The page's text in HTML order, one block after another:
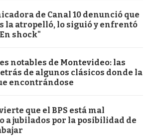
de Canal 10 denunció que
la atropelló, lo siguió y enfrentó
shock"
notables de Montevideo: las
de algunos clásicos donde la
encontrándose
que el BPS está mal
a jubilados por la posibilidad de